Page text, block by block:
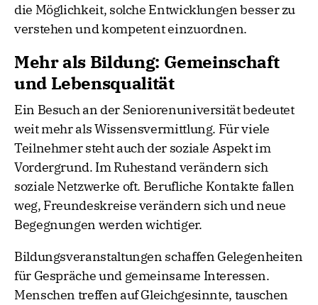
die Möglichkeit, solche Entwicklungen besser zu
verstehen und kompetent einzuordnen.
Mehr als Bildung: Gemeinschaft
und Lebensqualität
Ein Besuch an der Seniorenuniversität bedeutet
weit mehr als Wissensvermittlung. Für viele
Teilnehmer steht auch der soziale Aspekt im
Vordergrund. Im Ruhestand verändern sich
soziale Netzwerke oft. Berufliche Kontakte fallen
weg, Freundeskreise verändern sich und neue
Begegnungen werden wichtiger.
Bildungsveranstaltungen schaffen Gelegenheiten
für Gespräche und gemeinsame Interessen.
Menschen treffen auf Gleichgesinnte, tauschen